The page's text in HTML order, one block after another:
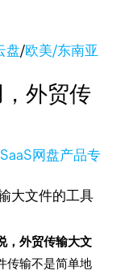
盘/欧美/东南亚
外贸传
网盘产品专
，外贸传输大文
传输不是简单地